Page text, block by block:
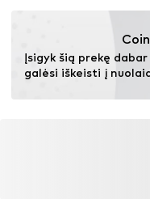
arba po vartojimo).
išsaugoti gamtos
Įsigyk šią prekę
galėsi iškeisti į